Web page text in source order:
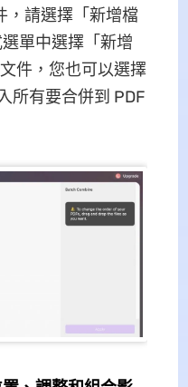
，請選擇「新增檔
單中選擇「新增
件，您也可以選擇
所有要合併到 PDF